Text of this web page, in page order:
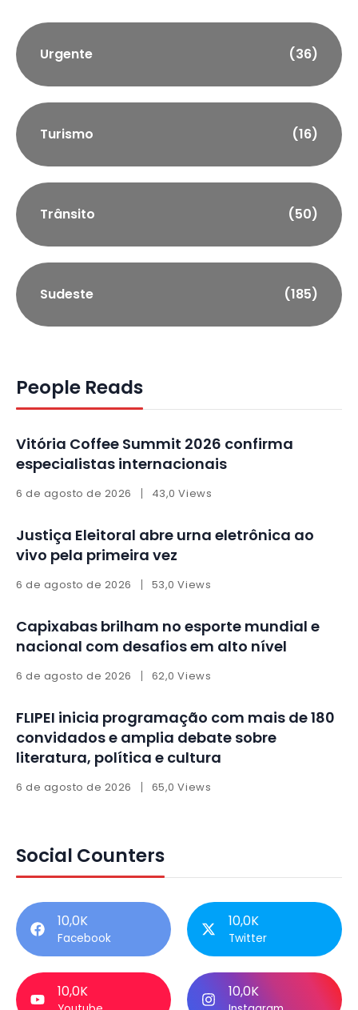
Urgente (36)
Turismo (16)
Trânsito (50)
Sudeste (185)
People Reads
Vitória Coffee Summit 2026 confirma
especialistas internacionais
6 de agosto de 2026 43,0 Views
Justiça Eleitoral abre urna eletrônica ao
vivo pela primeira vez
6 de agosto de 2026 53,0 Views
Capixabas brilham no esporte mundial e
nacional com desafios em alto nível
6 de agosto de 2026 62,0 Views
FLIPEI inicia programação com mais de 180
convidados e amplia debate sobre
literatura, política e cultura
6 de agosto de 2026 65,0 Views
Social Counters
10,0K
Facebook
10,0K
Twitter
10,0K 10,0K